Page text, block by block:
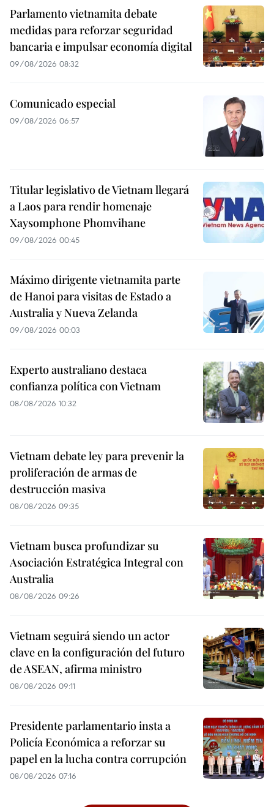
Parlamento vietnamita debate
medidas para reforzar seguridad
bancaria e impulsar economía digital
09/08/2026 08:32
Comunicado especial
09/08/2026 06:57
Titular legislativo de Vietnam llegará
a Laos para rendir homenaje
Xaysomphone Phomvihane
09/08/2026 00:45
Máximo dirigente vietnamita parte
de Hanoi para visitas de Estado a
Australia y Nueva Zelanda
09/08/2026 00:03
Experto australiano destaca
confianza política con Vietnam
08/08/2026 10:32
Vietnam debate ley para prevenir la
proliferación de armas de
destrucción masiva
08/08/2026 09:35
Vietnam busca profundizar su
Asociación Estratégica Integral con
Australia
08/08/2026 09:26
Vietnam seguirá siendo un actor
clave en la configuración del futuro
de ASEAN, afirma ministro
08/08/2026 09:11
Presidente parlamentario insta a
Policía Económica a reforzar su
papel en la lucha contra corrupción
08/08/2026 07:16